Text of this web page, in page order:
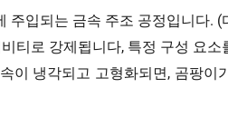
주입되는 금속 주조 공정입니다. (
티로 강제됩니다, 특정 구성 요소
이 냉각되고 고형화되면, 곰팡이